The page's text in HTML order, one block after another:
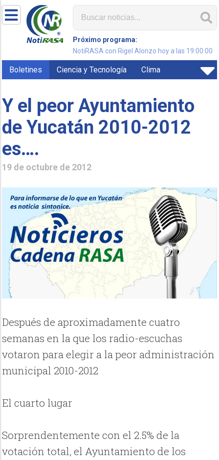
Próximo programa:
NotiRASA con Rigel Alonzo hoy a las 19:00:00
Boletines Ciencia y Tecnología Clima
Y el peor Ayuntamiento
de Yucatán 2010-2012
es….
19 de octubre de 2012
Después de aproximadamente cuatro
semanas en la que los radio-escuchas
votaron para elegir a la peor administración
municipal 2010-2012
El cuarto lugar
Sorprendentemente con el 2.5% de la
votación total, el Ayuntamiento de los